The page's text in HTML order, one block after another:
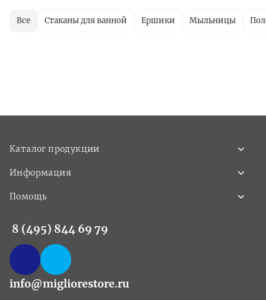
Все Стаканы для ванной Ершики Мыльницы
Каталог продукции
Информация
Помощь
8 (495) 844 69 79
info@migliorestore.ru